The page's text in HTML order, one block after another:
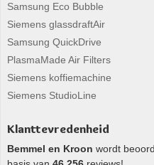
Samsung Eco Bubble
Siemens glassdraftAir
Samsung QuickDrive
PlasmaMade Air Filters
Siemens koffiemachine
Siemens StudioLine
Klanttevredenheid
Bemmel en Kroon wordt